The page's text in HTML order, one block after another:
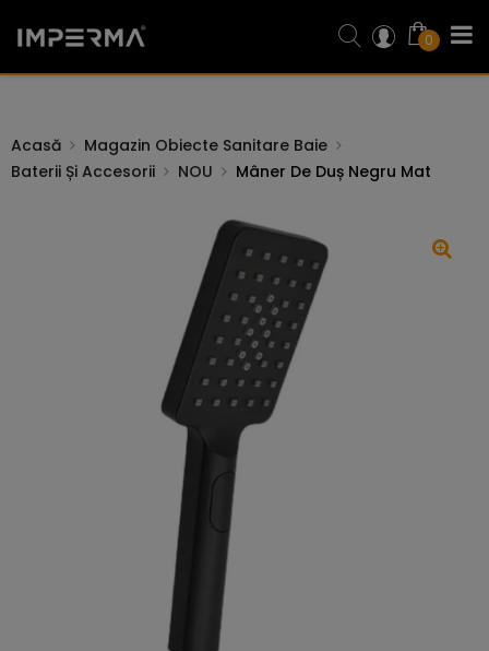
0
Acasă
Magazin Obiecte Sanitare Baie
Baterii Și Accesorii
NOU Mâner De Duș Negru Mat